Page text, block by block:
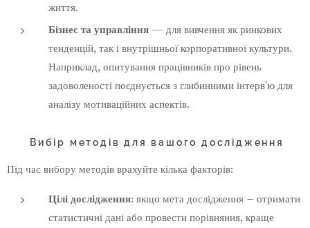
життя.
Бізнес та управління — для вивчення як ринкових
тенденцій, так і внутрішньої корпоративної культури.
Наприклад, опитування працівників про рівень
задоволеності поєднується з глибинними інтерв'ю для
аналізу мотиваційних аспектів.
Вибір методів для вашого дослідження
Під час вибору методів врахуйте кілька факторів:
Цілі дослідження: якщо мета дослідження – отримати
статистичні дані або провести порівняння, краще